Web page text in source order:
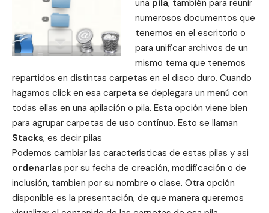
una pila, también para reunir
numerosos documentos que
tenemos en el escritorio o
para unificar archivos de un
mismo tema que tenemos
repartidos en distintas carpetas en el disco duro. Cuando
hagamos click en esa carpeta se deplegara un menú con
todas ellas en una apilación o pila. Esta opción viene bien
para agrupar carpetas de uso contínuo. Esto se llaman
Stacks, es decir pilas
Podemos cambiar las características de estas pilas y asi
ordenarlas por su fecha de creación, modificación o de
inclusión, tambien por su nombre o clase. Otra opción
disponible es la presentación, de que manera queremos